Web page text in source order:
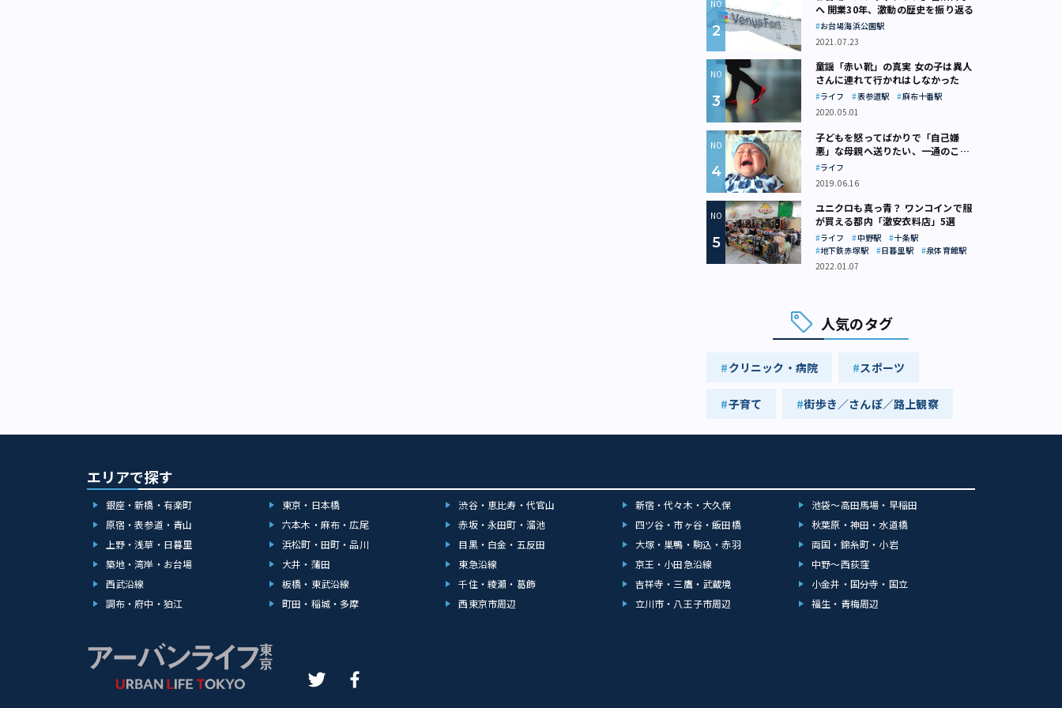
へ 開業30年、激動の歴史を振り返る
お台場海浜公園駅
2021.07.23
童謡「赤い靴」の真実 女の子は異人
さんに連れて行かれはしなかった
ライフ 表参道駅
麻布十番駅
2020.05.01
子どもを怒ってばかりで「自己嫌
悪」な母親へ送りたい、一通のここ
ろの処方箋
ライフ
2019.06.16
ユニクロも真っ青？ ワンコインで服
が買える都内「激安衣料店」5選
ライフ 中野駅
十条駅
地下鉄赤塚駅
日暮里駅
泉体育館駅
2022.01.07
人気のタグ
クリニック・病院 スポーツ
子育て 街歩き／さんぽ／路上観察
エリアで探す
銀座・新橋・有楽町 東京・日本橋 渋谷・恵比寿・代官山 新宿・代々木・大久保
池袋～高田馬場・早稲田
原宿・表参道・青山
六本木・麻布・広尾 赤坂・永田町・溜池 四ツ谷・市ヶ谷・飯田橋
秋葉原・神田・水道橋
上野・浅草・日暮里
浜松町・田町・品川 目黒・白金・五反田 大塚・巣鴨・駒込・赤羽
両国・錦糸町・小岩
築地・湾岸・お台場
大井・蒲田 東急沿線 京王・小田急沿線
中野～西荻窪
西武沿線
板橋・東武沿線 千住・綾瀬・葛飾 吉祥寺・三鷹・武蔵境
小金井・国分寺・国立
調布・府中・狛江
町田・稲城・多摩 西東京市周辺 立川市・八王子市周辺 福生・青梅周辺